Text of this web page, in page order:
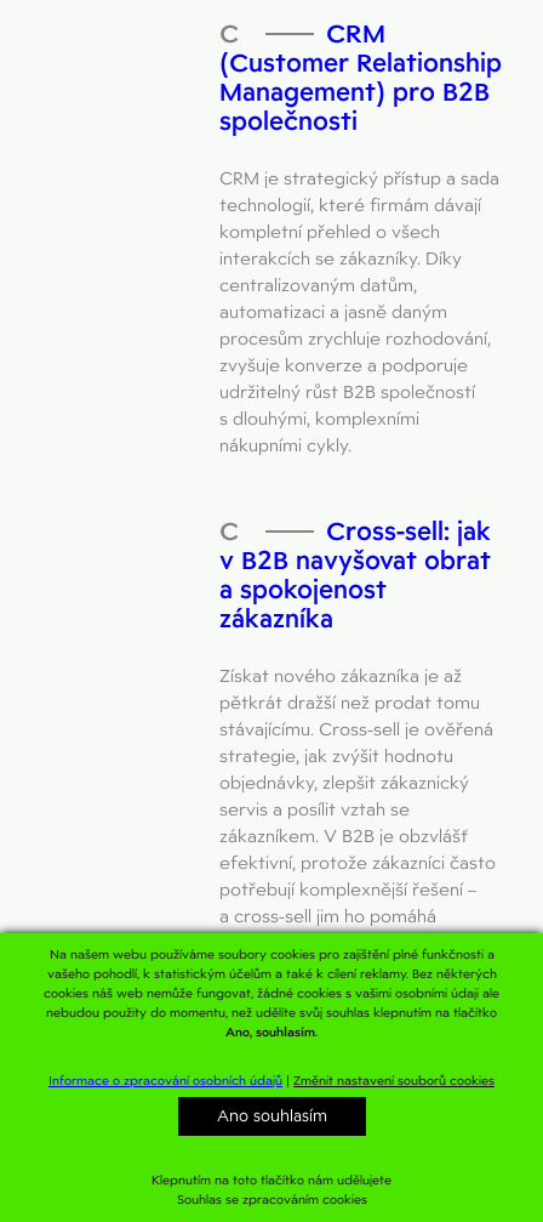
CRM
(Customer Relationship
Management) pro B2B
společnosti
CRM je strategický přístup a sada
technologií, které firmám dávají
kompletní přehled o všech
interakcích se zákazníky. Díky
centralizovaným datům,
automatizaci a jasně daným
procesům zrychluje rozhodování,
zvyšuje konverze a podporuje
udržitelný růst B2B společností
s dlouhými, komplexními
nákupními cykly.
Cross-sell: jak
v B2B navyšovat obrat
a spokojenost
zákazníka
Získat nového zákazníka je až
pětkrát dražší než prodat tomu
stávajícímu. Cross-sell je ověřená
strategie, jak zvýšit hodnotu
objednávky, zlepšit zákaznický
servis a posílit vztah se
zákazníkem. V B2B je obzvlášť
efektivní, protože zákazníci často
potřebují komplexnější řešení –
a cross-sell jim ho pomáhá
nabídnout ve správný čas.
Customer
(CAC): kolik vás stojí
získání nového
zákazníka
Víte, kolik vás stojí přivést
Na našem webu používáme soubory cookies pro zajištění plné funkčnosti a
vašeho pohodlí, k statistickým účelům a také k cílení reklamy. Bez některých
cookies náš web nemůže fungovat, žádné cookies s vašimi osobními údaji ale
nebudou použity do momentu, než udělíte svůj souhlas klepnutím na tlačítko
Ano, souhlasím.
Informace o zpracování osobních údajů | Změnit nastavení souborů cookies
Ano souhlasím
Klepnutím na toto tlačítko nám udělujete
Souhlas se zpracováním cookies